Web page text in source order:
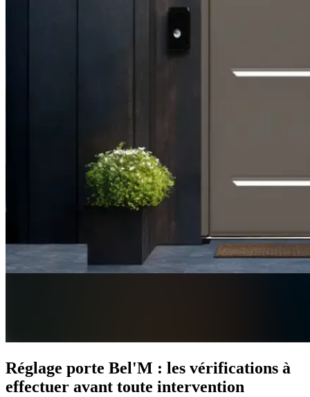
Réglage porte Bel'M : les vérifications à
effectuer avant toute intervention